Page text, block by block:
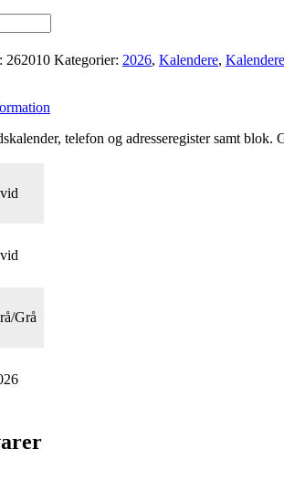
262010 Kategorier: 2026, Kalendere,
telefon og adresseregister samt blok.
Grå